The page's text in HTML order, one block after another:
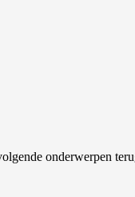
onderwerpen